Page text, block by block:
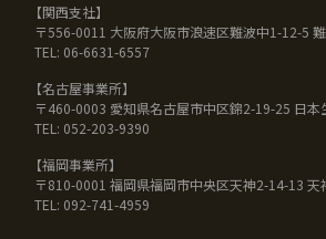
【関西支社】
〒556-0011 大阪府大阪市浪速区難波中1-12-5
TEL: 06-6631-6557
【名古屋事業所】
〒460-0003 愛知県名古屋市中区錦2-19-25 日本
TEL: 052-203-9390
【福岡事業所】
〒810-0001 福岡県福岡市中央区天神2-14-13 天
TEL: 092-741-4959